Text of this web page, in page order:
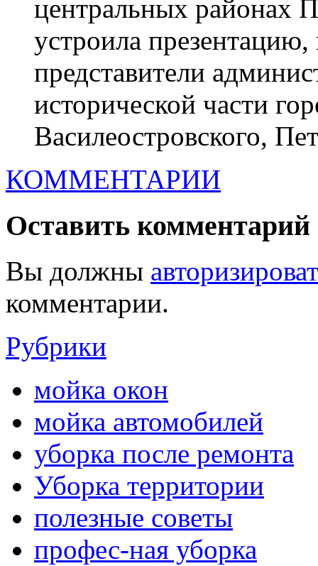
центральных районах
устроила
представители
исторической части
Василеостровского,
КОММЕНТАРИИ
Оставить комментарий
Вы должны
комментарии.
Рубрики
мойка окон
мойка автомобилей
уборка после ремонта
Уборка территории
полезные советы
профес-ная уборка